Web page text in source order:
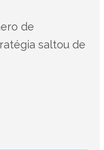
de
saltou de